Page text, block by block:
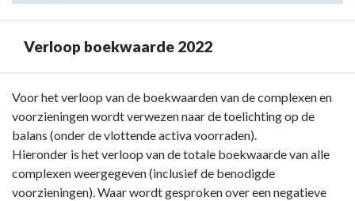
Verloop boekwaarde 2022
Terug
naar
navigatie
Paragraaf
Voor het verloop van de boekwaarden van de complexen en
voorzieningen wordt verwezen naar de toelichting op de
balans (onder de vlottende activa voorraden).
Hieronder is het verloop van de totale boekwaarde van alle
complexen weergegeven (inclusief de benodigde
voorzieningen). Waar wordt gesproken over een negatieve